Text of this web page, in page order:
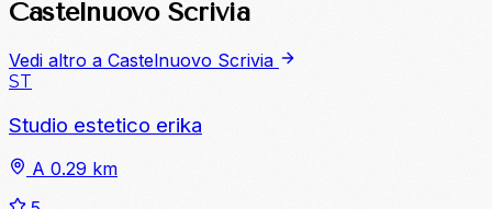
Castelnuovo Scrivia
Vedi altro a Castelnuovo Scrivia
ST
Studio estetico erika
A 0.29 km